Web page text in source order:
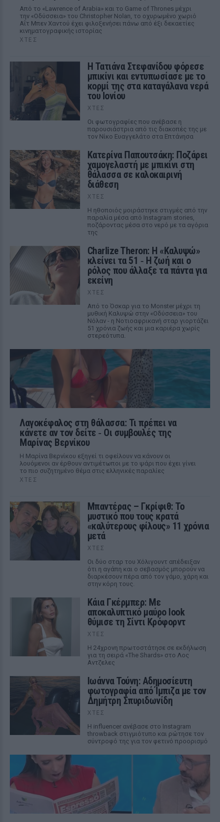
Από το «Lawrence of Arabia» και το Game of Thrones μέχρι
την «Οδύσσεια» του Christopher Nolan, το οχυρωμένο χωριό
Αΐτ Μπεν Χαντού έχει φιλοξενήσει πάνω από έξι δεκαετίες
κινηματογραφικής ιστορίας
ΧΤΕΣ
Η Τατιάνα Στεφανίδου φόρεσε
μπικίνι και εντυπωσίασε με το
κορμί της στα καταγάλανα νερά
του Ιονίου
ΧΤΕΣ
Οι φωτογραφίες που ανέβασε η
παρουσιάστρια από τις διακοπές της με
τον Νίκο Ευαγγελάτο στα Επτάνησα
Κατερίνα Παπουτσάκη: Ποζάρει
χαμογελαστή με μπικίνι στη
θάλασσα σε καλοκαιρινή
διάθεση
ΧΤΕΣ
Η ηθοποιός μοιράστηκε στιγμές από την
παραλία μέσα από Instagram stories,
ποζάροντας μέσα στο νερό με τα αγόρια
της
Charlize Theron: Η «Καλυψώ»
κλείνει τα 51 ‑ H ζωή και ο
ρόλος που άλλαξε τα πάντα για
εκείνη
ΧΤΕΣ
Από το Όσκαρ για το Monster μέχρι τη
μυθική Καλυψώ στην «Οδύσσεια» του
Νόλαν - η Νοτιοαφρικανή σταρ γιορτάζει
51 χρόνια ζωής και μια καριέρα χωρίς
στερεότυπα.
Λαγοκέφαλος στη θάλασσα: Τι πρέπει να
κάνετε αν τον δείτε ‑ Οι συμβουλές της
Μαρίνας Βερνίκου
Η Μαρίνα Βερνίκου εξηγεί τι οφείλουν να κάνουν οι
λουόμενοι αν έρθουν αντιμέτωποι με το ψάρι που έχει γίνει
το πιο συζητημένο θέμα στις ελληνικές παραλίες
ΧΤΕΣ
Μπαντέρας – Γκρίφιθ: Το
μυστικό που τους κρατά
«καλύτερους φίλους» 11 χρόνια
μετά
ΧΤΕΣ
Οι δύο σταρ του Χόλιγουντ απέδειξαν
ότι η αγάπη και ο σεβασμός μπορούν να
διαρκέσουν πέρα από τον γάμο, χάρη και
στην κόρη τους.
Κάια Γκέρμπερ: Με
αποκαλυπτικό μαύρο look
θύμισε τη Σίντι Κρόφορντ
ΧΤΕΣ
Η 24χρονη πρωτοστάτησε σε εκδήλωση
για τη σειρά «The Shards» στο Λος
Αντζελες
Ιωάννα Τούνη: Αδημοσίευτη
φωτογραφία από Ίμπιζα με τον
Δημήτρη Σπυριδωνίδη
ΧΤΕΣ
Η influencer ανέβασε στο Instagram
throwback στιγμιότυπο και ρώτησε τον
σύντροφό της για τον φετινό προορισμό